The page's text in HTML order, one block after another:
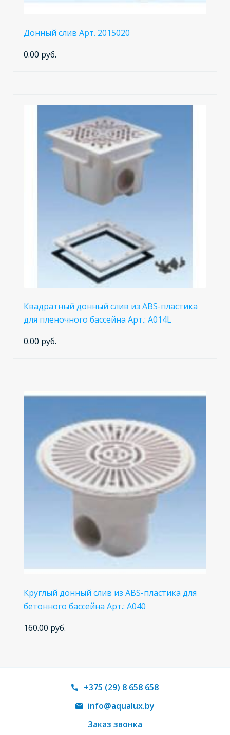
Донный слив Арт. 2015020
0.00 руб.
Квадратный донный слив из ABS-пластика
для пленочного бассейна Арт.: A014L
0.00 руб.
Круглый донный слив из ABS-пластика для
бетонного бассейна Арт.: А040
160.00 руб.
+375 (29) 8 658 658
info@aqualux.by
Заказ звонка